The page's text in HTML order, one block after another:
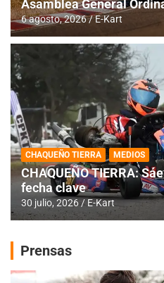
Asamblea General
6 agosto, 2026 E-Kart
CHAQUEÑO TIERRA MEDIOS
CHAQUEÑO TIERRA:
fecha clave
30 julio, 2026 E-Kart
Prensas